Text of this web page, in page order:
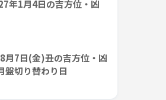
年1月4日の吉方位・凶
月7日(金)丑の吉方位・凶
盤切り替わり日